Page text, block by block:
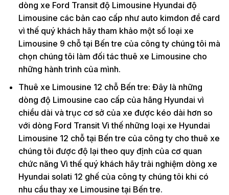
dòng xe Ford Transit độ Limousine Hyundai độ
Limousine các bản cao cấp như auto kimdon đề card
vì thế quý khách hãy tham khảo một số loại xe
Limousine 9 chỗ tại Bến tre của công ty chúng tôi mà
chọn chúng tôi làm đối tác thuê xe Limousine cho
những hành trình của mình.
Thuê xe Limousine 12 chỗ Bến tre: Đây là những
dòng độ Limousine cao cấp của hãng Hyundai vì
chiều dài và trục cơ sở của xe được kéo dài hơn so
với dòng Ford Transit Vì thế những loại xe Hyundai
Limousine 12 chỗ tại Bến tre của công ty cho thuê xe
chúng tôi được độ lại theo quy định của cơ quan
chức năng Vì thế quý khách hãy trải nghiệm dòng xe
Hyundai solati 12 ghế của công ty chúng tôi khi có
nhu cầu thay xe Limousine tại Bến tre.